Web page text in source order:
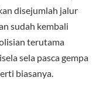
disejumlah jalur
sudah kembali
terutama
sela pasca gempa
biasanya.